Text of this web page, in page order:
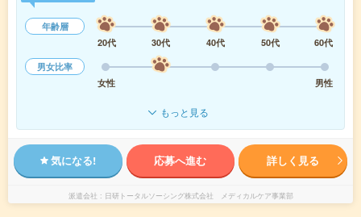
年齢層
20代
30代 40代 50代
60代
男女比率
女性
男性
もっと見る
気になる! 応募へ進む 詳しく見る
派遣会社 日研トータルソーシング株式会社 メディカルケア事業部